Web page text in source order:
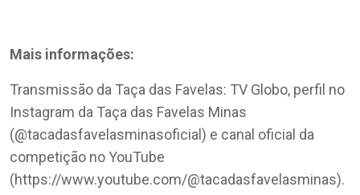
Mais informações:
Transmissão da Taça das Favelas: TV Globo, perfil no
Instagram da Taça das Favelas Minas
(@tacadasfavelasminasoficial) e canal oficial da
competição no YouTube
(https://www.youtube.com/@tacadasfavelasminas).